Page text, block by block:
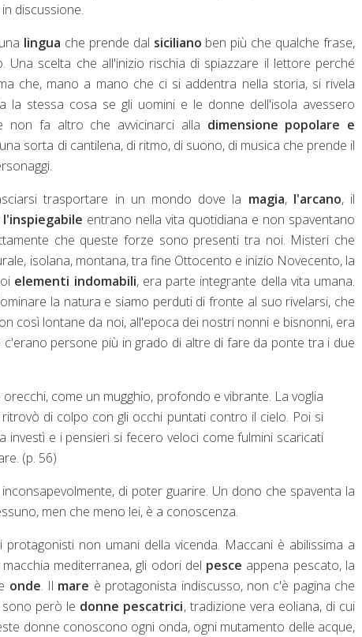
discussione.
lingua che prende dal siciliano ben più che qualche frase,
scelta che all'inizio rischia di spiazzare il lettore perché
che, mano a mano che ci si addentra nella storia, si rivela
la stessa cosa se gli uomini e le donne dell'isola avessero
non fa altro che avvicinarci alla dimensione popolare e
sorta di cantilena, di ritmo, di suono, di musica che prende il
trasportare in un mondo dove la magia, l'arcano, il
l'inspiegabile entrano nella vita quotidiana e non spaventano
che queste forze sono presenti tra noi. Misteri che
isolana, montana, tra fine Ottocento e inizio Novecento, la
elementi indomabili, era parte integrante della vita umana.
la natura e siamo perduti di fronte al suo rivelarsi, che
così lontane da noi, all'epoca dei nostri nonni e bisnonni, era
persone più in grado di altre di fare da ponte tra i due
come un mugghio, profondo e vibrante. La voglia
di colpo con gli occhi puntati contro il cielo. Poi si
e i pensieri si fecero veloci come fulmini scaricati
(p. 56)
di poter guarire. Un dono che spaventa la
men che meno lei, è a conoscenza.
non umani della vicenda. Maccani è abilissima a
mediterranea, gli odori del pesce appena pescato, la
onde. Il mare è protagonista indiscusso, non c'è pagina che
però le donne pescatrici, tradizione vera eoliana, di cui
donne conoscono ogni onda, ogni mutamento delle acque,